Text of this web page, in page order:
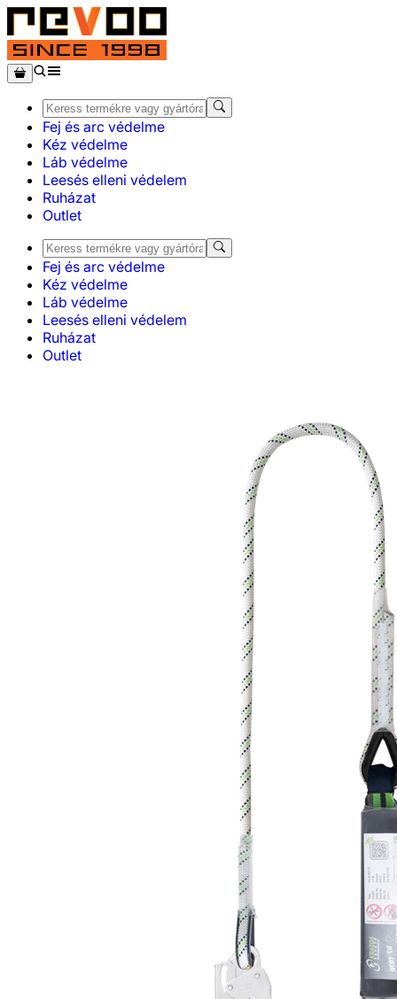
Fej és arc védelme
Kéz védelme
Láb védelme
Leesés elleni védelem
Ruházat
Outlet
Fej és arc védelme
Kéz védelme
Láb védelme
Leesés elleni védelem
Ruházat
Outlet